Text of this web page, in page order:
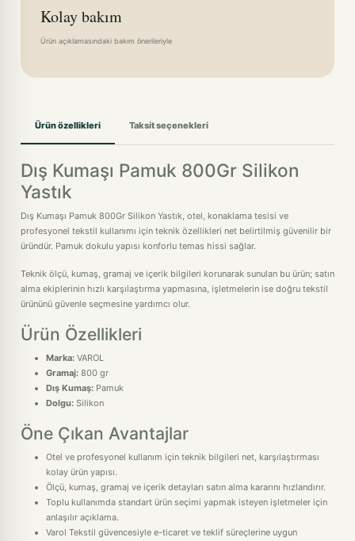
Kolay bakım
Ürün açıklamasındaki bakım önerileriyle
Ürün özellikleri Taksit seçenekleri
Dış Kumaşı Pamuk 800Gr Silikon
Yastık
Dış Kumaşı Pamuk 800Gr Silikon Yastık, otel, konaklama tesisi ve
profesyonel tekstil kullanımı için teknik özellikleri net belirtilmiş güvenilir bir
üründür. Pamuk dokulu yapısı konforlu temas hissi sağlar.
Teknik ölçü, kumaş, gramaj ve içerik bilgileri korunarak sunulan bu ürün; satın
alma ekiplerinin hızlı karşılaştırma yapmasına, işletmelerin ise doğru tekstil
ürününü güvenle seçmesine yardımcı olur.
Ürün Özellikleri
Marka: VAROL
Gramaj: 800 gr
Dış Kumaş: Pamuk
Dolgu: Silikon
Öne Çıkan Avantajlar
Otel ve profesyonel kullanım için teknik bilgileri net, karşılaştırması
kolay ürün yapısı.
Ölçü, kumaş, gramaj ve içerik detayları satın alma kararını hızlandırır.
Toplu kullanımda standart ürün seçimi yapmak isteyen işletmeler için
anlaşılır açıklama.
Varol Tekstil güvencesiyle e-ticaret ve teklif süreçlerine uygun